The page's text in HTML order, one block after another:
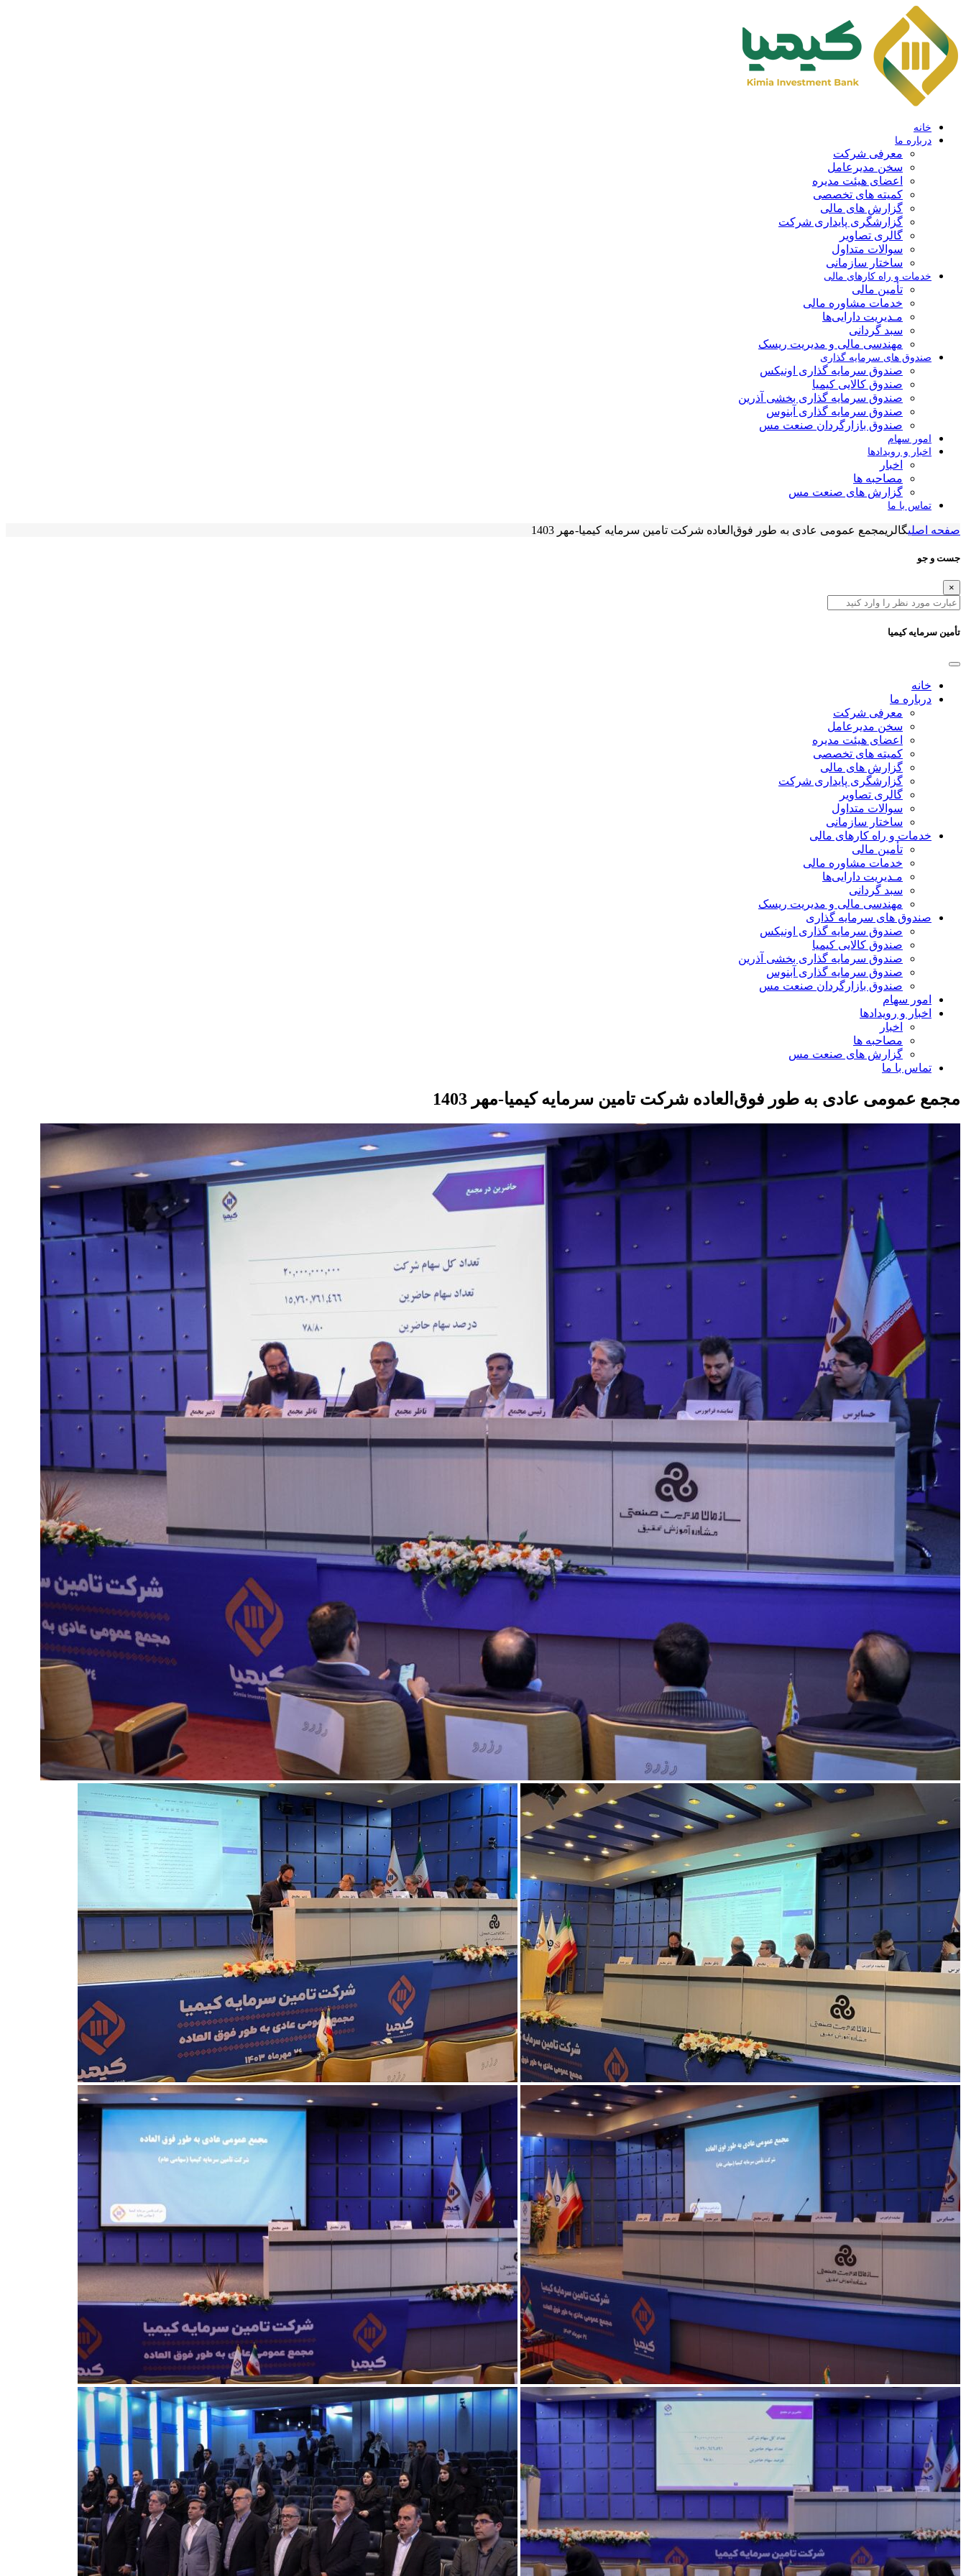
خانه
درباره ما
معرفی شرکت
سخن مدیرعامل
اعضای هیئت مدیره
کمیته های تخصصی
گزارش های مالی
گزارشگری پایداری شرکت
گالری تصاویر
سوالات متداول
ساختار سازمانی
خدمات و راه کارهای مالی
تأمین مالی
خدمات مشاوره مالی
مـدیریت دارایی‌ها
سبد گردانی
مهندسی مالی و مدیریت ریسک
صندوق های سرمایه گذاری
صندوق سرمایه گذاری اونیکس
صندوق کالایی کیمیا
صندوق سرمایه گذاری بخشی آذرین
صندوق سرمایه گذاری آبنوس
صندوق بازارگردان صنعت مس
امور سهام
اخبار و رویدادها
اخبار
مصاحبه ها
گزارش های صنعت مس
تماس با ما
صفحه اصلیگالریمجمع عمومی عادی به طور فوق‌العاده شرکت تامین سرمایه کیمیا-مهر 1403
جست و جو
×
تأمین سرمایه کیمیا
خانه
درباره ما
معرفی شرکت
سخن مدیرعامل
اعضای هیئت مدیره
کمیته های تخصصی
گزارش های مالی
گزارشگری پایداری شرکت
گالری تصاویر
سوالات متداول
ساختار سازمانی
خدمات و راه کارهای مالی
تأمین مالی
خدمات مشاوره مالی
مـدیریت دارایی‌ها
سبد گردانی
مهندسی مالی و مدیریت ریسک
صندوق های سرمایه گذاری
صندوق سرمایه گذاری اونیکس
صندوق کالایی کیمیا
صندوق سرمایه گذاری بخشی آذرین
صندوق سرمایه گذاری آبنوس
صندوق بازارگردان صنعت مس
امور سهام
اخبار و رویدادها
اخبار
مصاحبه ها
گزارش های صنعت مس
تماس با ما
مجمع عمومی عادی به طور فوق‌العاده شرکت تامین سرمایه کیمیا-مهر 1403